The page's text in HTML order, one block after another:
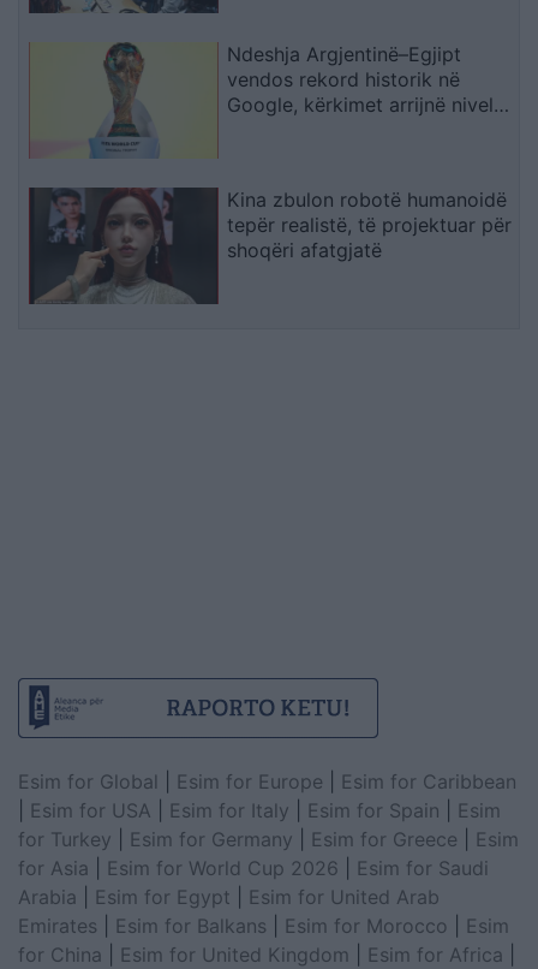
Ndeshja Argjentinë–Egjipt
vendos rekord historik në
Google, kërkimet arrijnë nivele
Kina zbulon robotë humanoidë
tepër realistë, të projektuar për
shoqëri afatgjatë
Esim for Global Esim for Europe
Esim for Caribbean
Esim for USA Esim for Italy Esim for Spain
Esim
for Turkey
Esim for Germany Esim for Greece
Esim
for Asia
Esim for World Cup 2026
Esim for Saudi
Arabia
Esim for Egypt
Esim for United Arab
Emirates
Esim for Balkans Esim for Morocco
Esim
for China
Esim for United Kingdom Esim for Africa